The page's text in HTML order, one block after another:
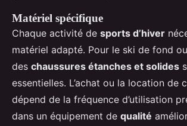
Matériel spécifique
Chaque activité de sports d’hiver
matériel adapté. Pour le ski de fond
des chaussures étanches et solides
essentielles. L’achat ou la location de
dépend de la fréquence d’utilisation
dans un équipement de qualité